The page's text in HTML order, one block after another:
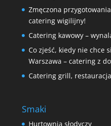
Zmęczona
catering wigilijny!
Catering kawowy –
Co zjeść, kiedy nie chce
Warszawa – catering z
Catering grill,
Smaki
Hurtownia słodyczy